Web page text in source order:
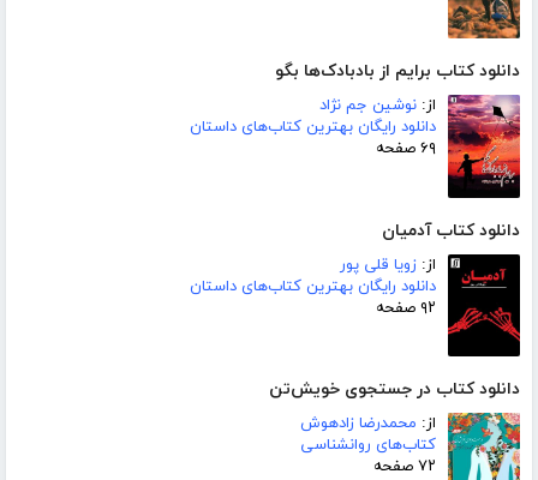
دانلود کتاب برایم از بادبادک‌ها بگو
از: نوشین جم نژاد
دانلود رایگان بهترین کتاب‌های داستان
۶۹ صفحه
دانلود کتاب آدمیان
از: زویا قلی پور
دانلود رایگان بهترین کتاب‌های داستان
۹۲ صفحه
دانلود کتاب در جستجوی خویش‌تن
از: محمدرضا زادهوش
کتاب‌های روانشناسی
۷۲ صفحه